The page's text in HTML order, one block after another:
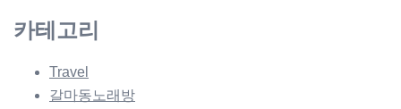
카테고리
Travel
갈마동노래방